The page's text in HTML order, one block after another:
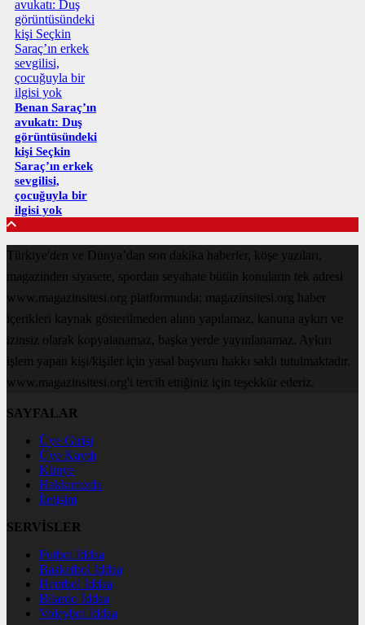
Benan Saraç’ın
avukatı: Duş
görüntüsündeki
kişi Seçkin
Saraç’ın erkek
sevgilisi,
çocuğuyla bir
ilgisi yok
Türkiye'den ve Dünya’dan son dakika haberler, köşe yazıları,
magazinden siyasete, spordan seyahate bütün konuların tek adresi
www.magazinsitesi.org platformunda; magazinsitesi.org haber
içerikleri kaynak gösterilmeden alıntı yapılamaz, kanuna aykırı ve
izinsiz olarak kopyalanamaz, başka yerde yayınlanamaz. Aykırı
işlem yapan kişi/kişiler için yasal başvuru hakkı saklı tutulmaktadır.
www.magazinsitesi.org'i tercih ettiğiniz için teşekkür ederiz.
SAYFALAR
Üye Girişi
Üye Kaydı
Künye
Hakkımızda
İletişim
SERVİSLER
Futbol İddaa
Basketbol İddaa
Hentbol İddaa
Bilardo İddaa
Voleybol İddaa